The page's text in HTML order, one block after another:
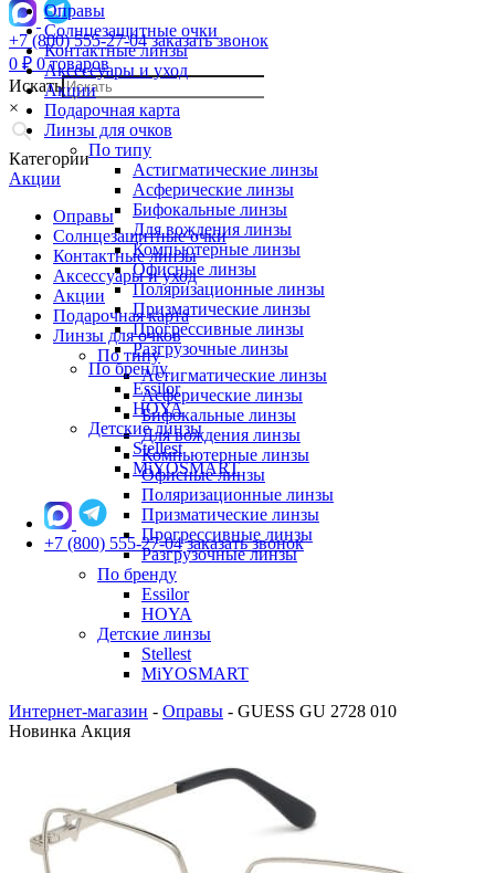
+7 (800) 555-27-04 заказать звонок
0 ₽ 0 товаров
Искать
×
Категории
Акции
Оправы
Солнцезащитные очки
Контактные линзы
Аксессуары и уход
Акции
Подарочная карта
Линзы для очков
По типу
Астигматические линзы
Асферические линзы
Бифокальные линзы
Для вождения линзы
Компьютерные линзы
Офисные линзы
Поляризационные линзы
Призматические линзы
Прогрессивные линзы
Разгрузочные линзы
По бренду
Essilor
HOYA
Детские линзы
Stellest
MiYOSMART
Оправы
Солнцезащитные очки
Контактные линзы
Аксессуары и уход
Акции
Подарочная карта
Линзы для очков
По типу
Астигматические линзы
Асферические линзы
Бифокальные линзы
Для вождения линзы
Компьютерные линзы
Офисные линзы
Поляризационные линзы
Призматические линзы
Прогрессивные линзы
Разгрузочные линзы
По бренду
Essilor
HOYA
Детские линзы
Stellest
MiYOSMART
+7 (800) 555-27-04 заказать звонок
Интернет-магазин - Оправы - GUESS GU 2728 010
Новинка Акция